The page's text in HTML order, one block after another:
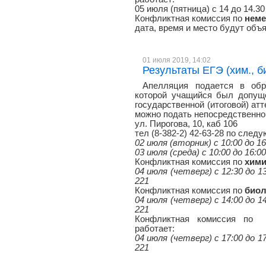
05 июля (пятница) с 14 до
Конфликтная комиссия по
дата, время и место будут
01 июля 2019, 14:02
Результаты ЕГЭ (хим.,
Апелляция подается в
которой учащийся был
государственной (итоговой)
можно подать
ул. Пирогова, 10, каб 106
тел (8-382-2) 42-63-28 по
02 июля (вторник) с 10:00 до
03 июля (среда) с 10:00 до
Конфликтная комиссия по
04 июля (четверг) с 12:30 до
221
Конфликтная комиссия по
04 июля (четверг) с 14:00 до
221
Конфликтная комиссия
работает:
04 июля (четверг) с 17:00 до
221